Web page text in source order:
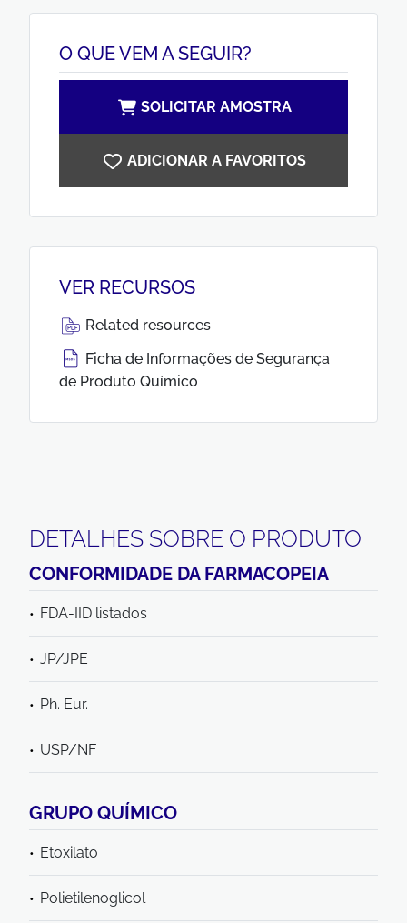
O QUE VEM A SEGUIR?
SOLICITAR AMOSTRA
ADICIONAR A FAVORITOS
VER RECURSOS
Related resources
Ficha de Informações de Segurança
de Produto Químico
DETALHES SOBRE O PRODUTO
CONFORMIDADE DA FARMACOPEIA
FDA-IID listados
JP/JPE
Ph. Eur.
USP/NF
GRUPO QUÍMICO
Etoxilato
Polietilenoglicol